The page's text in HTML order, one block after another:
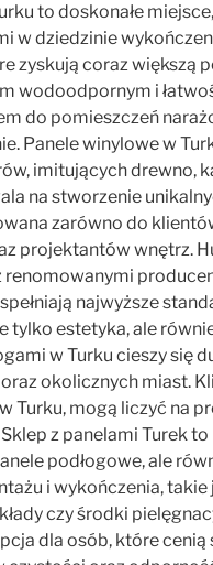
to doskonałe
w dziedzinie
zyskują coraz większą
wodoodpornym i
do pomieszczeń
Panele winylowe w
imitujących drewno,
na stworzenie
zarówno do
projektantów wnętrz.
renomowanymi
najwyższe
tylko estetyka, ale
w Turku cieszy się
okolicznych miast.
Turku, mogą liczyć na
z panelami Turek
podłogowe, ale
i wykończenia, takie
czy środki
dla osób, które cenią